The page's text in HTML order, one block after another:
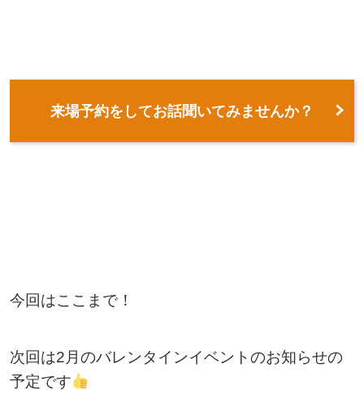
来場予約をしてお話聞いてみませんか？
今回はここまで！
次回は2月のバレンタインイベントのお知らせの
予定です